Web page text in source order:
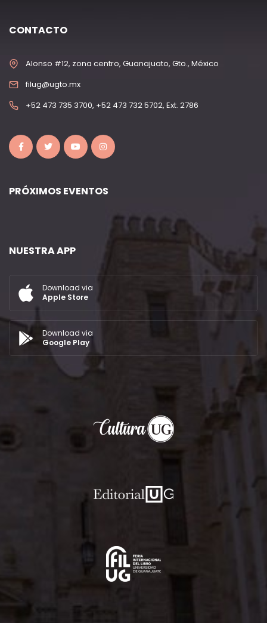
CONTACTO
Alonso #12, zona centro, Guanajuato, Gto., México
filug@ugto.mx
+52 473 735 3700, +52 473 732 5702, Ext. 2786
PRÓXIMOS EVENTOS
NUESTRA APP
Download via
Apple Store
Download via
Google Play